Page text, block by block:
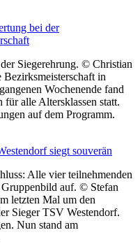
bei der
Siegerehrung. © Christian
in
Wochenende fand
für alle Altersklassen statt.
auf dem Programm.
siegt souverän
Alle vier teilnehmenden
auf. © Stefan
letzten Mal um den
Sieger TSV Westendorf.
Nun stand am